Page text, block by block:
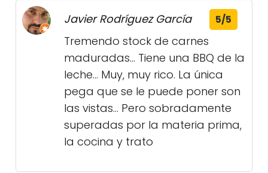
Javier Rodríguez García 5/5
Tremendo stock de carnes
maduradas... Tiene una BBQ de la
leche... Muy, muy rico. La única
pega que se le puede poner son
las vistas... Pero sobradamente
superadas por la materia prima,
la cocina y trato